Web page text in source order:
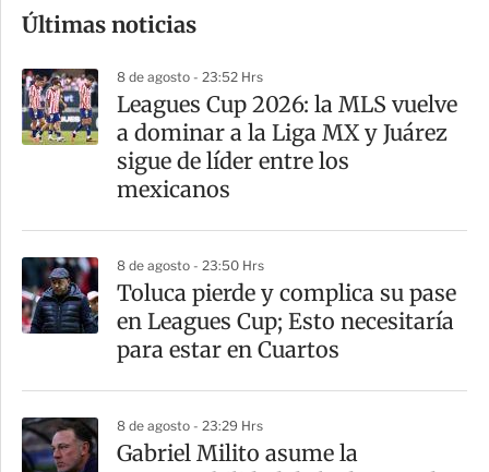
m
a
r
t
Últimas noticias
8 de agosto - 23:52 Hrs
Leagues Cup 2026: la MLS vuelve
a dominar a la Liga MX y Juárez
sigue de líder entre los
mexicanos
8 de agosto - 23:50 Hrs
Toluca pierde y complica su pase
en Leagues Cup; Esto necesitaría
para estar en Cuartos
8 de agosto - 23:29 Hrs
Gabriel Milito asume la